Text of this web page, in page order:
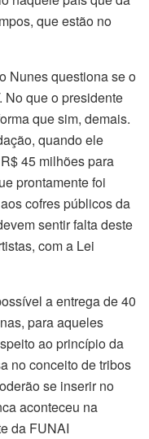
que estão no
Nunes questiona se o
No que o presidente
que sim, demais.
quando ele
45 milhões para
prontamente foi
cofres públicos da
sentir falta deste
com a Lei
a entrega de 40
para aqueles
ao princípio da
no conceito de tribos
se inserir no
aconteceu na
da FUNAI